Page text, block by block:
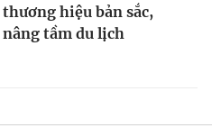
thương hiệu bản sắc,
nâng tầm du lịch